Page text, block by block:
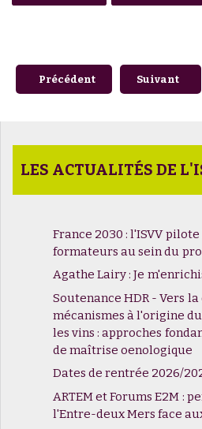
Article précédent : Quel goût
Précédent Article
Suivant
LES ACTUALITÉS DE
France 2030 : l'ISVV
formateurs au sein du
Agathe Lairy : Je
Soutenance HDR - Vers
mécanismes à l'origine
les vins : approches
de maîtrise oenologique
Dates de rentrée 2026/
ARTEM et Forums E2M :
l'Entre-deux Mers face